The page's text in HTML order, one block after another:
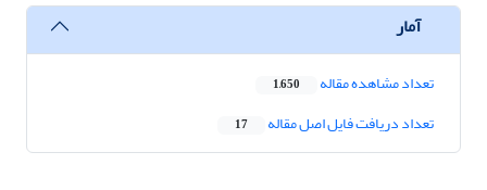
آمار
تعداد مشاهده مقاله 1,650
تعداد دریافت فایل اصل مقاله 17